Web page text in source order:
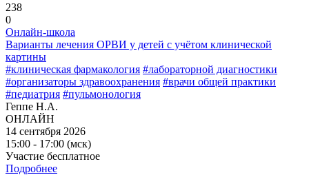
238
0
Онлайн-школа
Варианты лечения ОРВИ у детей с учётом клинической
картины
#клиническая фармакология #лабораторной диагностики
#организаторы здравоохранения #врачи общей практики
#педиатрия #пульмонология
Геппе Н.А.
ОНЛАЙН
14 сентября 2026
15:00 - 17:00 (мск)
Участие бесплатное
Подробнее